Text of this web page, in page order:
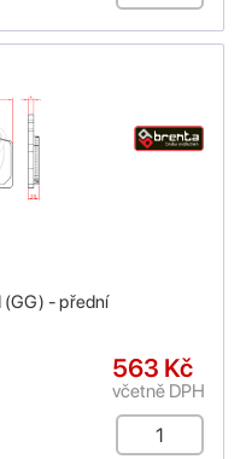
- přední
563 Kč
včetně DPH